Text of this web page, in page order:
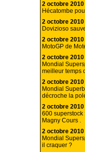
2 octobre 2010
Hécatombe
2 octobre 2010
Dovizioso
2 octobre 2010
MotoGP de
2 octobre 2010
Mondial
meilleur temps
2 octobre 2010
Mondial
décroche la
2 octobre 2010
600 superstock
Magny Cours .
2 octobre 2010
Mondial
il craquer ?